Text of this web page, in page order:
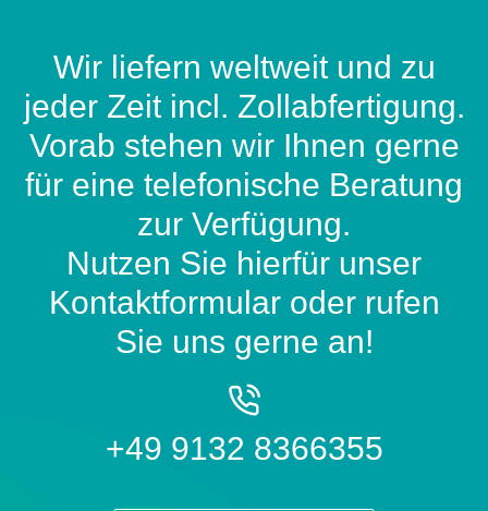
Wir liefern weltweit und zu
jeder Zeit incl. Zollabfertigung.
Vorab stehen wir Ihnen gerne
für eine telefonische Beratung
zur Verfügung.
Nutzen Sie hierfür unser
Kontaktformular oder rufen
Sie uns gerne an!
+49 9132 8366355